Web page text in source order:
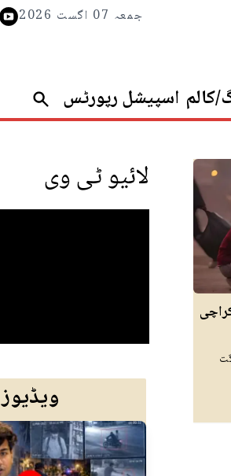
جمعہ 07 اگست 2026
کالم اسپیشل رپورٹس
لائیو ٹی وی
ویڈیوز